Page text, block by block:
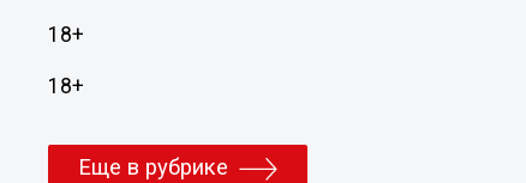
18+
18+
Еще в рубрике